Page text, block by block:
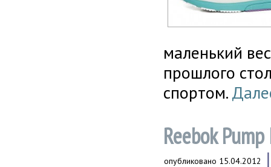
маленький
прошлого
спортом.
Reebok
опубликовано 15.04.2012